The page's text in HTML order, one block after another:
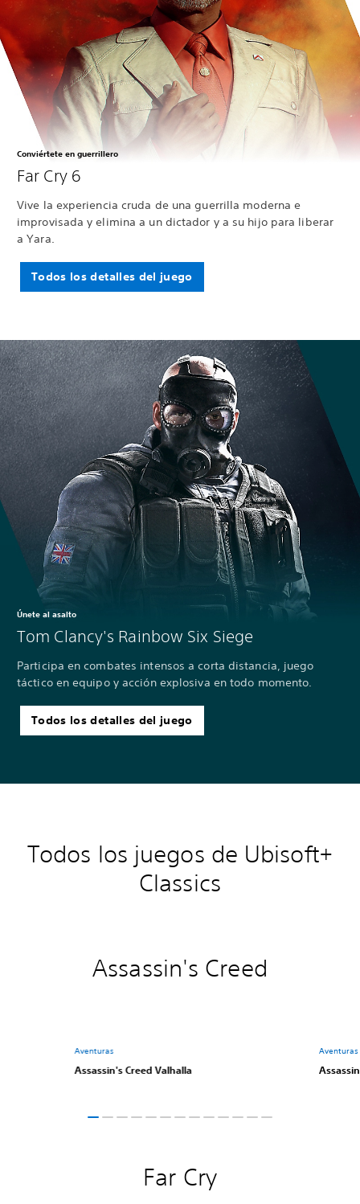
Conviértete en guerrillero
Far Cry 6
Vive la experiencia cruda de una guerrilla moderna e
improvisada y elimina a un dictador y a su hijo para liberar
a Yara.
Todos los detalles del juego
Únete al asalto
Tom Clancy's Rainbow Six Siege
Participa en combates intensos a corta distancia, juego
táctico en equipo y acción explosiva en todo momento.
Todos los detalles del juego
Todos los juegos de Ubisoft+
Classics
Assassin's Creed
Aventuras
Assassin's Creed Valhalla
Aventuras
Far Cry